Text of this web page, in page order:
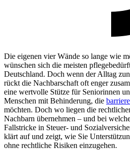
Die eigenen vier Wände so lange wie
wünschen sich die meisten
Deutschland. Doch wenn der Alltag
rückt die Nachbarschaft oft enger
eine wertvolle Stütze für Seniorinnen
Menschen mit Behinderung, die
möchten. Doch wo liegen die
Nachbarn übernehmen – und bei
Fallstricke in Steuer- und
klärt auf und zeigt, wie Sie
ohne rechtliche Risiken einzugehen.